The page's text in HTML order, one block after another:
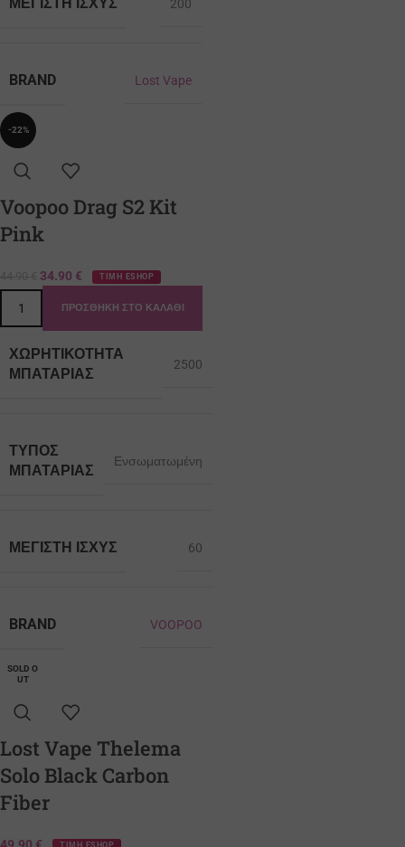
200
BRAND Lost Vape
-22%
Voopoo Drag S2 Kit
Pink
34.90 € ΤΙΜΗ ESHOP
ΠΡΟΣΘΉΚΗ ΣΤΟ ΚΑΛΆΘΙ
ΧΩΡΗΤΙΚΌΤΗΤΑ
ΜΠΑΤΑΡΊΑΣ
2500
ΤΎΠΟΣ
ΜΠΑΤΑΡΊΑΣ
Ενσωματωμένη
ΜΈΓΙΣΤΗ ΙΣΧΎΣ 60
BRAND VOOPOO
SOLD O
UT
Lost Vape Thelema
Solo Black Carbon
Fiber
ΤΙΜΗ ESHOP